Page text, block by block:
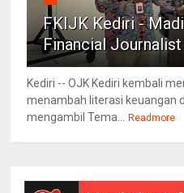
FKIJK Kediri -
Financial Journalist
Kediri -- OJK Kediri kembali
menambah literasi keuangan
mengambil Tema...
Readmore